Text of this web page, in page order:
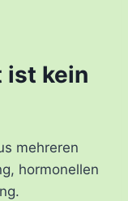
ist kein
mehreren
hormonellen